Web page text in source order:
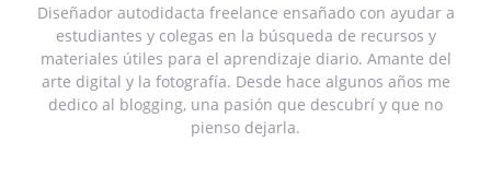
Diseñador autodidacta freelance ensañado con ayudar a
estudiantes y colegas en la búsqueda de recursos y
materiales útiles para el aprendizaje diario. Amante del
arte digital y la fotografía. Desde hace algunos años me
dedico al blogging, una pasión que descubrí y que no
pienso dejarla.